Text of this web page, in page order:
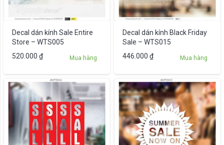
Decal dán kính Sale Entire
Store – WTS005
520.000 ₫ Mua hàng
Decal dán kính Black Friday
Sale – WTS015
446.000 ₫ Mua hàng